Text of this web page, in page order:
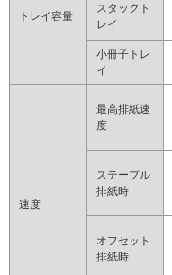
トレイ容量
スタックト
レイ
小冊子トレ
イ
速度
最高排紙速
度
ステープル
排紙時
オフセット
排紙時